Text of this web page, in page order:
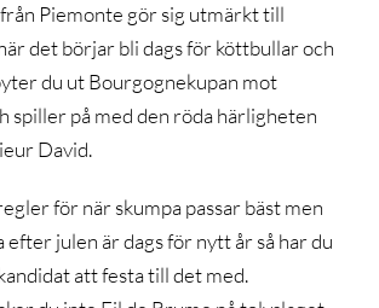
Piemonte gör sig utmärkt till
det börjar bli dags för köttbullar och
du ut Bourgognekupan mot
spiller på med den röda härligheten
David.
för när skumpa passar bäst men
efter julen är dags för nytt år så har du
att festa till det med.